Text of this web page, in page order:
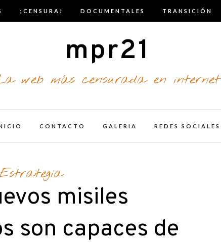
¡CENSURA! DOCUMENTALES TRANSICIÓN
mpr21
web más censurada en internet
CONTACTO GALERIA REDES SOCIALES
Estrategia
misiles
son capaces de